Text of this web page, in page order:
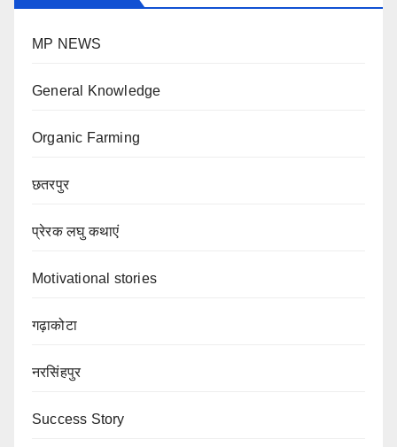
MP NEWS
General Knowledge
Organic Farming
छतरपुर
प्रेरक लघु कथाएं
Motivational stories
गढ़ाकोटा
नरसिंहपुर
Success Story